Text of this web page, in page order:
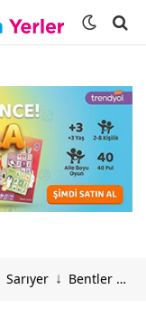
Sarıyer ↓ Bentler Tabiat Parkı Nerede? | Piknik Alanı ve Giriş Ücreti